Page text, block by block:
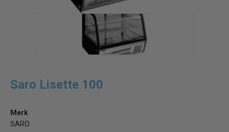
Saro Lisette 100
Merk
SARO